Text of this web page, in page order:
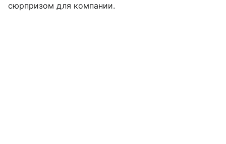
сюрпризом для компании.